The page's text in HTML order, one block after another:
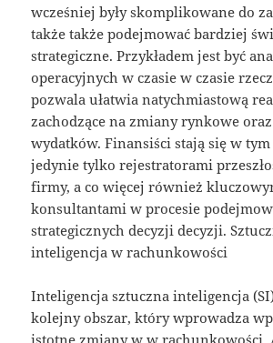
wcześniej były skomplikowane do
także także podejmować bardziej
strategiczne. Przykładem jest być
operacyjnych w czasie w czasie
pozwala ułatwia natychmiastową
zachodzące na zmiany rynkowe
wydatków. Finansiści stają się w
jedynie tylko rejestratorami
firmy, a co więcej również
konsultantami w procesie
strategicznych decyzji decyzji.
inteligencja w rachunkowości
Inteligencja sztuczna inteligencja
kolejny obszar, który wprowadza
istotne zmiany w w rachunkowości.